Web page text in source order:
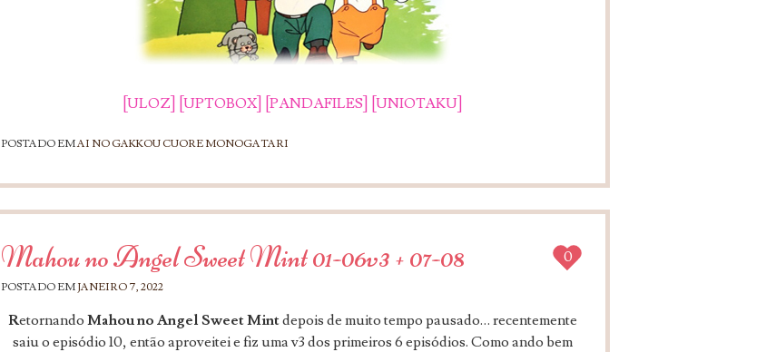
[ULOZ] [UPTOBOX] [PANDAFILES] [UNIOTAKU]
POSTADO EMAI NO GAKKOU CUORE MONOGATARI
Mahou no Angel Sweet Mint 01-06v3 + 07-08
POSTADO EM JANEIRO 7, 2022
0
Retornando Mahou no Angel Sweet Mintdepois de muito tempo pausado… recentemente
saiu o episódio 10, então aproveitei e fiz uma v3 dos primeiros 6 episódios. Como ando bem